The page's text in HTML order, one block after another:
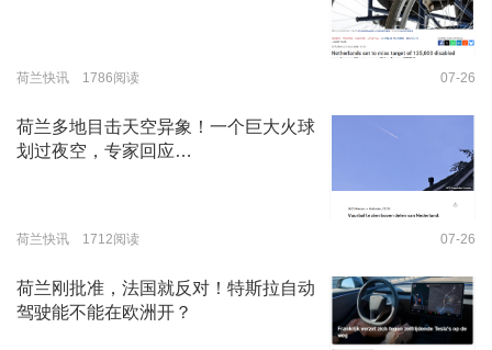
荷兰快讯 1786阅读 07-26
荷兰多地目击天空异象！一个巨大火球
划过夜空，专家回应…
荷兰快讯 1712阅读 07-26
荷兰刚批准，法国就反对！特斯拉自动
驾驶能不能在欧洲开？